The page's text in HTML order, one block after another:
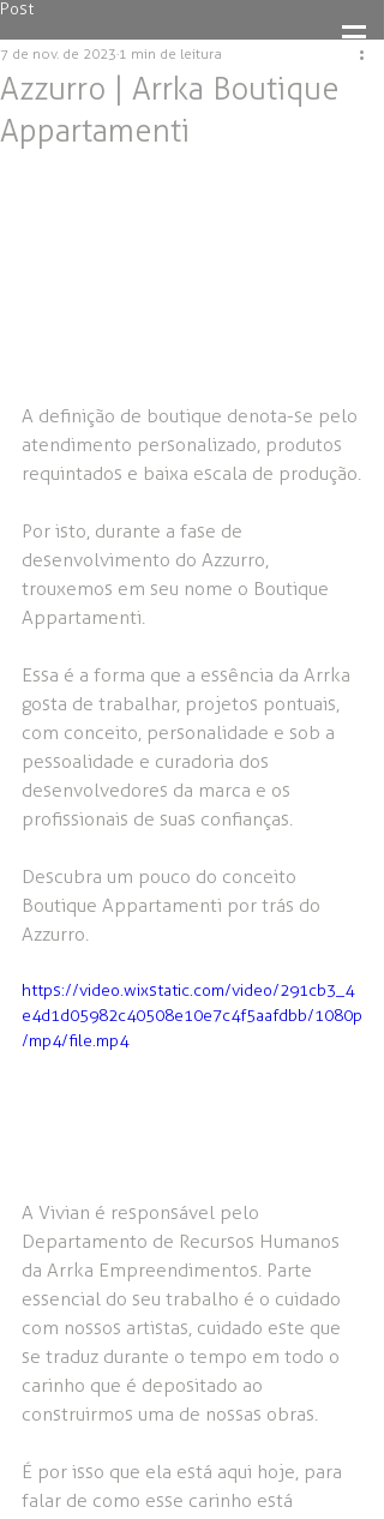
Post
Azzurro | Arrka Boutique
Appartamenti
7 de nov. de 2023 1 min de leitura
A definição de boutique denota-se pelo
atendimento personalizado, produtos
requintados e baixa escala de produção.
Por isto, durante a fase de
desenvolvimento do Azzurro,
trouxemos em seu nome o Boutique
Appartamenti.
Essa é a forma que a essência da Arrka
gosta de trabalhar, projetos pontuais,
com conceito, personalidade e sob a
pessoalidade e curadoria dos
desenvolvedores da marca e os
profissionais de suas confianças.
Descubra um pouco do conceito
Boutique Appartamenti por trás do
Azzurro.
https://video.wixstatic.com/video/291cb3_4
e4d1d05982c40508e10e7c4f5aafdbb/1080p
/mp4/file.mp4
A Vivian é responsável pelo
Departamento de Recursos Humanos
da Arrka Empreendimentos. Parte
essencial do seu trabalho é o cuidado
com nossos artistas, cuidado este que
se traduz durante o tempo em todo o
carinho que é depositado ao
construirmos uma de nossas obras.
É por isso que ela está aqui hoje, para
falar de como esse carinho está